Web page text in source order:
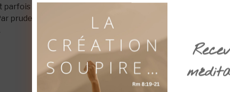
parfois été utilisés ailleurs, notamment dans les
prudence ou par peur, on rejette tout ce qui ne sonne